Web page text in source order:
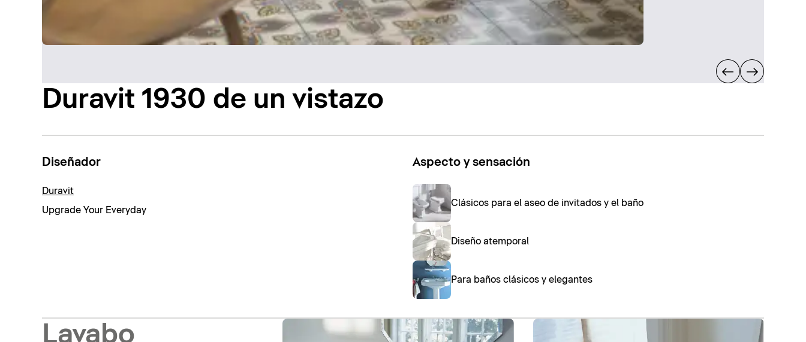
Duravit 1930 de un vistazo
Diseñador
Duravit
Upgrade Your Everyday
Aspecto y sensación
Clásicos para el aseo de invitados y el baño
Diseño atemporal
Para baños clásicos y elegantes
Lavabo